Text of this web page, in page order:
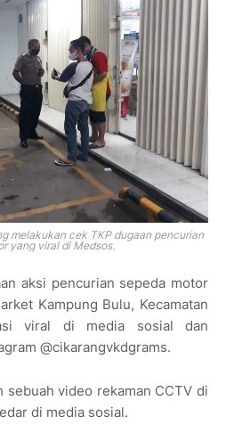
melakukan cek TKP dugaan pencurian
yang viral di Medsos.
aksi pencurian sepeda motor
Kampung Bulu, Kecamatan
viral di media sosial dan
@cikarangvkdgrams.
video rekaman CCTV di
di media sosial.